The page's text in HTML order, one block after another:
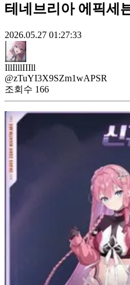
테네브리아 에픽세
2026.05.27 01:27:33
IllIlllIIIll
@zTuYI3X9SZm1wAPSR
조회수 166